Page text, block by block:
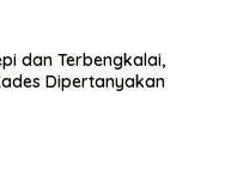
dan Terbengkalai,
Dipertanyakan